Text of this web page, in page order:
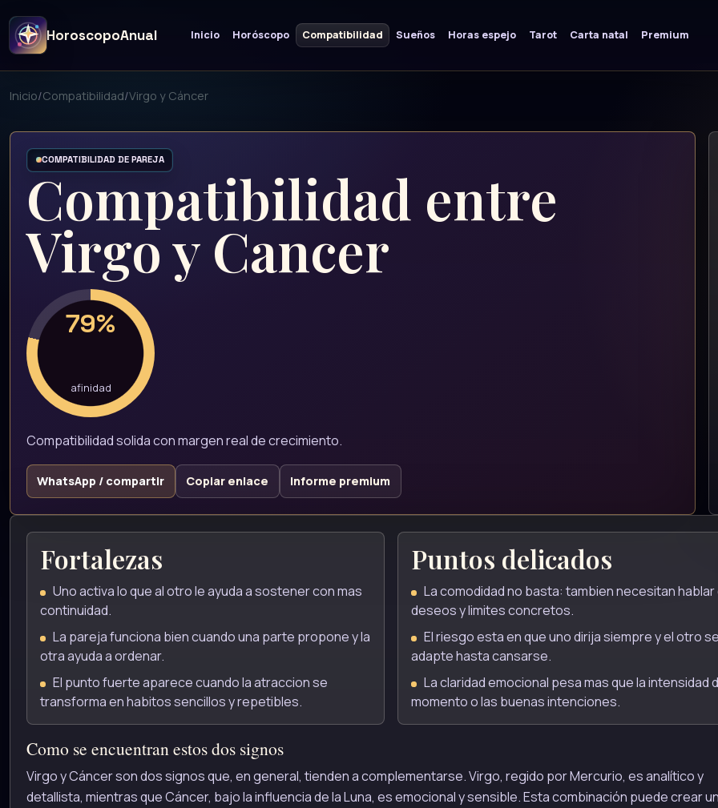
HoroscopoAnual Inicio Horóscopo Compatibilidad Sueños Horas espejo Tarot Carta natal Premium
Inicio/Compatibilidad/Virgo y Cáncer
COMPATIBILIDAD DE PAREJA
Compatibilidad entre
Virgo y Cancer
79%
afinidad
Compatibilidad solida con margen real de crecimiento.
WhatsApp / compartir Copiar enlace Informe premium
Fortalezas
Uno activa lo que al otro le ayuda a sostener con mas
continuidad.
La pareja funciona bien cuando una parte propone y la
otra ayuda a ordenar.
El punto fuerte aparece cuando la atraccion se
transforma en habitos sencillos y repetibles.
Puntos delicados
La comodidad no basta: tambien necesitan hablar
deseos y limites concretos.
El riesgo esta en que uno dirija siempre y el otro se
adapte hasta cansarse.
La claridad emocional pesa mas que la intensidad
momento o las buenas intenciones.
Como se encuentran estos dos signos
Virgo y Cáncer son dos signos que, en general, tienden a complementarse. Virgo, regido por Mercurio, es analítico y
detallista, mientras que Cáncer, bajo la influencia de la Luna, es emocional y sensible. Esta combinación puede crear